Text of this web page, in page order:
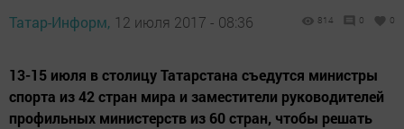
Татар-Информ, 12 июля 2017 - 08:36 814 0 0
13-15 июля в столицу Татарстана съедутся министры
спорта из 42 стран мира и заместители руководителей
профильных министерств из 60 стран, чтобы решать